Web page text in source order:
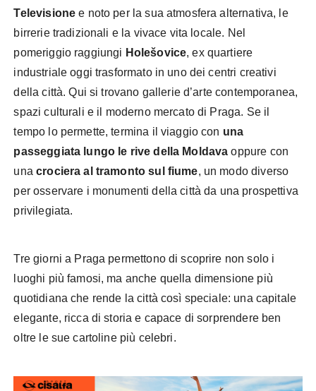
Televisione e noto per la sua atmosfera alternativa, le
birrerie tradizionali e la vivace vita locale. Nel
pomeriggio raggiungi Holešovice, ex quartiere
industriale oggi trasformato in uno dei centri creativi
della città. Qui si trovano gallerie d’arte contemporanea,
spazi culturali e il moderno mercato di Praga. Se il
tempo lo permette, termina il viaggio con una
passeggiata lungo le rive della Moldava oppure con
unacrociera al tramonto sul fiume, un modo diverso
per osservare i monumenti della città da una prospettiva
privilegiata.
Tre giorni a Praga permettono di scoprire non solo i
luoghi più famosi, ma anche quella dimensione più
quotidiana che rende la città così speciale: una capitale
elegante, ricca di storia e capace di sorprendere ben
oltre le sue cartoline più celebri.